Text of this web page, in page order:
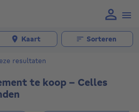
Kaart Sorteren
resultaten
te koop - Celles